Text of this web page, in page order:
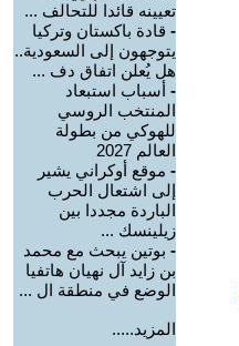
تعيينه قائدا للتحالف ...
- قادة باكستان وتركيا
يتوجهون إلى السعودية..
هل يُعلن اتفاق دف ...
- أسباب استبعاد
المنتخب الروسي
للهوكي من بطولة
العالم 2027
- موقع أوكراني يشير
إلى اشتعال الحرب
الباردة مجددا بين
زيلينسك ...
- بوتين يبحث مع محمد
بن زايد آل نهيان هاتفيا
الوضع في منطقة ال ...
المزيد.....